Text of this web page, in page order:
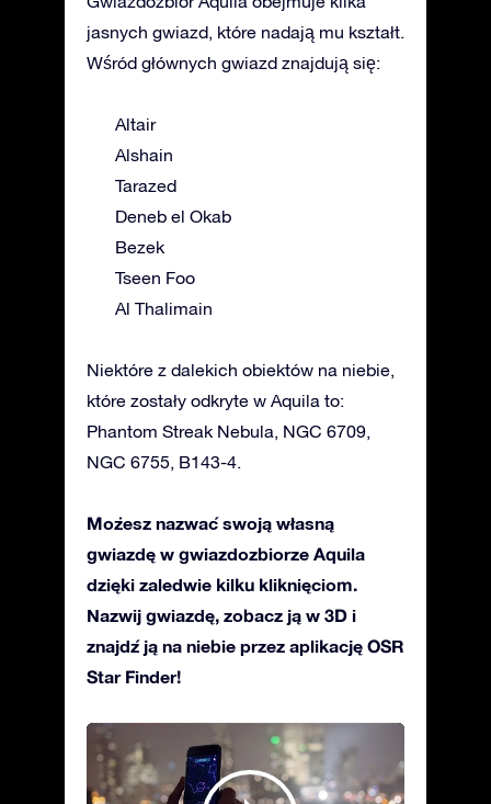
jasnych gwiazd, które nadają mu kształt.
Wśród głównych gwiazd znajdują się:
Altair
Alshain
Tarazed
Deneb el Okab
Bezek
Tseen Foo
Al Thalimain
Niektóre z dalekich obiektów na niebie,
które zostały odkryte w Aquila to:
Phantom Streak Nebula, NGC 6709,
NGC 6755, B143-4.
Możesz nazwać swoją własną
gwiazdę w gwiazdozbiorze Aquila
dzięki zaledwie kilku kliknięciom.
Nazwij gwiazdę, zobacz ją w 3D i
znajdź ją na niebie przez aplikację OSR
Star Finder!